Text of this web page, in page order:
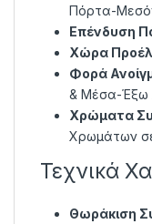
Πόρτα-
Επένδυση
Χώρα
Φορά
& Μέσα-Έξω
Χρώματα
Χρωμάτων
Τεχνικά
Θωράκιση